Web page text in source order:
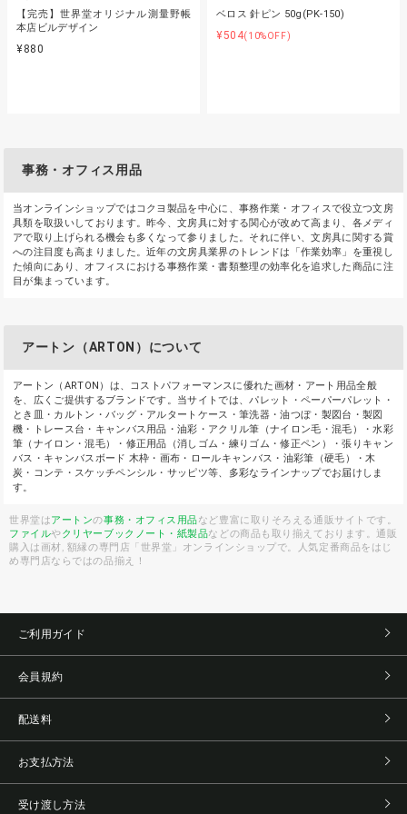
【完売】世界堂オリジナル測量野帳
本店ビルデザイン
¥880
ベロス 針ピン 50g(PK-150)
¥504(10%OFF)
事務・オフィス用品
当オンラインショップではコクヨ製品を中心に、事務作業・オフィスで役立つ文房
具類を取扱いしております。昨今、文房具に対する関心が改めて高まり、各メディ
アで取り上げられる機会も多くなって参りました。それに伴い、文房具に関する賞
への注目度も高まりました。近年の文房具業界のトレンドは「作業効率」を重視し
た傾向にあり、オフィスにおける事務作業・書類整理の効率化を追求した商品に注
目が集まっています。
アートン（ARTON）について
アートン（ARTON）は、コストパフォーマンスに優れた画材・アート用品全般
を、広くご提供するブランドです。当サイトでは、パレット・ペーパーパレット・
とき皿・カルトン・バッグ・アルタートケース・筆洗器・油つぼ・製図台・製図
機・トレース台・キャンバス用品・油彩・アクリル筆（ナイロン毛・混毛）・水彩
筆（ナイロン・混毛）・修正用品（消しゴム・練りゴム・修正ペン）・張りキャン
バス・キャンバスボード 木枠・画布・ロールキャンバス・油彩筆（硬毛）・木
炭・コンテ・スケッチペンシル・サッピツ等、多彩なラインナップでお届けしま
す。
世界堂はアートンの事務・オフィス用品など豊富に取りそろえる通販サイトです。
ファイルやクリヤーブック ノート・紙製品などの商品も取り揃えております。通販
購入は画材, 額縁の専門店「世界堂」オンラインショップで。人気定番商品をはじ
め専門店ならではの品揃え！
ご利用ガイド
会員規約
配送料
お支払方法
受け渡し方法